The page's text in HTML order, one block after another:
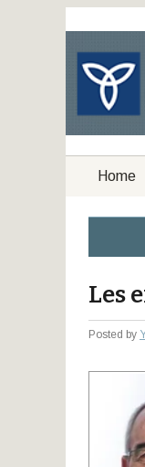
Home
Les
Posted by